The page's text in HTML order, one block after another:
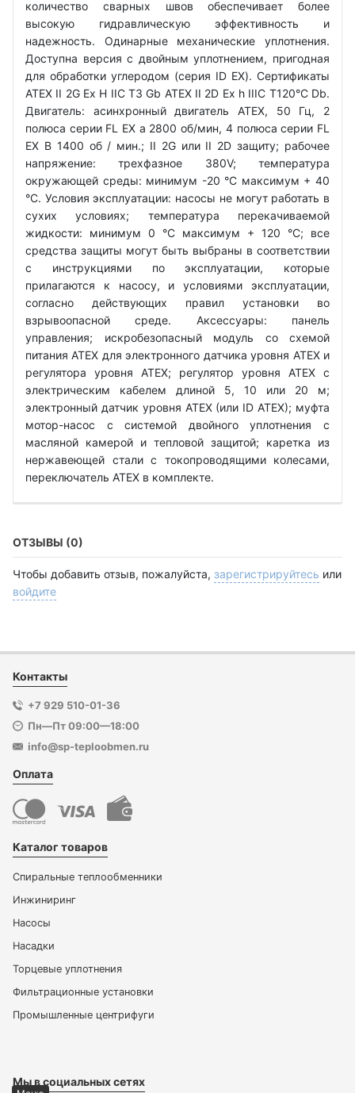
количество сварных швов обеспечивает более
высокую гидравлическую эффективность и
надежность. Одинарные механические уплотнения.
Доступна версия с двойным уплотнением, пригодная
для обработки углеродом (серия ID EX). Сертификаты
ATEX II 2G Ex H IIC T3 Gb ATEX II 2D Ex h IIIC T120°C Db.
Двигатель: асинхронный двигатель ATEX, 50 Гц, 2
полюса серии FL EX a 2800 об/мин, 4 полюса серии FL
EX B 1400 об / мин.; II 2G или II 2D защиту; рабочее
напряжение: трехфазное 380V; температура
окружающей среды: минимум -20 °C максимум + 40
°C. Условия эксплуатации: насосы не могут работать в
сухих условиях; температура перекачиваемой
жидкости: минимум 0 °C максимум + 120 °C; все
средства защиты могут быть выбраны в соответствии
с инструкциями по эксплуатации, которые
прилагаются к насосу, и условиями эксплуатации,
согласно действующих правил установки во
взрывоопасной среде. Аксессуары: панель
управления; искробезопасный модуль со схемой
питания ATEX для электронного датчика уровня ATEX и
регулятора уровня ATEX; регулятор уровня ATEX с
электрическим кабелем длиной 5, 10 или 20 м;
электронный датчик уровня ATEX (или ID ATEX); муфта
мотор-насос с системой двойного уплотнения с
масляной камерой и тепловой защитой; каретка из
нержавеющей стали с токопроводящими колесами,
переключатель ATEX в комплекте.
ОТЗЫВЫ (0)
Чтобы добавить отзыв, пожалуйста, зарегистрируйтесь или
войдите
Контакты
+7 929 510-01-36
Пн—Пт 09:00—18:00
info@sp-teploobmen.ru
Оплата
Каталог товаров
Спиральные теплообменники
Инжиниринг
Насосы
Насадки
Торцевые уплотнения
Фильтрационные установки
Промышленные центрифуги
Мы в социальных сетях